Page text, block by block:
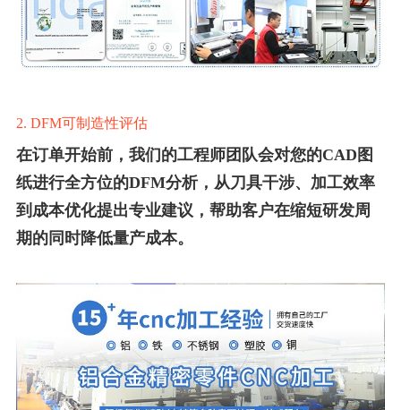
2. DFM可制造性评估
在订单开始前，我们的工程师团队会对您的CAD图
纸进行全方位的DFM分析，从刀具干涉、加工效率
到成本优化提出专业建议，帮助客户在缩短研发周
期的同时降低量产成本。